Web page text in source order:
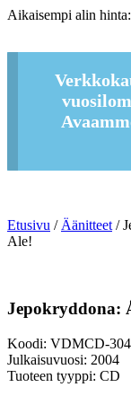
Aikaisempi alin hinta:
Etusivu /Äänitteet/
Ale!
Jepokryddona:
Koodi: VDMCD-304
Julkaisuvuosi: 2004
Tuoteen tyyppi: CD